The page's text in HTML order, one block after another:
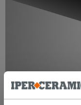
Spot pour miroir de